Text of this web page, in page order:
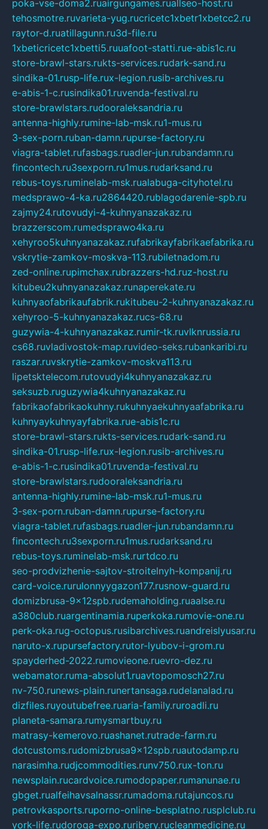
poka-vse-doma2.ruairgungames.ruallseo-host.ru
tehosmotre.ruvarieta-yug.rucricetc1xbetr1xbetcc2.ru
raytor-d.ruatillagunn.ru3d-file.ru
1xbeticricetc1xbetti5.ruuafoot-statti.rue-abis1c.ru
store-brawl-stars.rukts-services.rudark-sand.ru
sindika-01.rusp-life.rux-legion.rusib-archives.ru
e-abis-1-c.rusindika01.ruvenda-festival.ru
store-brawlstars.rudooraleksandria.ru
antenna-highly.rumine-lab-msk.ru1-mus.ru
3-sex-porn.ruban-damn.rupurse-factory.ru
viagra-tablet.rufasbags.ruadler-jun.rubandamn.ru
fincontech.ru3sexporn.ru1mus.rudarksand.ru
rebus-toys.ruminelab-msk.rualabuga-cityhotel.ru
medsprawo-4-ka.ru2864420.rublagodarenie-spb.ru
zajmy24.rutovudyi-4-kuhnyanazakaz.ru
brazzerscom.rumedsprawo4ka.ru
xehyroo5kuhnyanazakaz.rufabrikayfabrikaefabrika.ru
vskrytie-zamkov-moskva-113.rubiletnadom.ru
zed-online.rupimchax.rubrazzers-hd.ruz-host.ru
kitubeu2kuhnyanazakaz.runaperekate.ru
kuhnyaofabrikaufabrik.rukitubeu-2-kuhnyanazakaz.ru
xehyroo-5-kuhnyanazakaz.rucs-68.ru
guzywia-4-kuhnyanazakaz.rumir-tk.ruvlknrussia.ru
cs68.ruvladivostok-map.ruvideo-seks.rubankaribi.ru
raszar.ruvskrytie-zamkov-moskva113.ru
lipetsktelecom.rutovudyi4kuhnyanazakaz.ru
seksuzb.ruguzywia4kuhnyanazakaz.ru
fabrikaofabrikaokuhny.rukuhnyaekuhnyaafabrika.ru
kuhnyaykuhnyayfabrika.rue-abis1c.ru
store-brawl-stars.rukts-services.rudark-sand.ru
sindika-01.rusp-life.rux-legion.rusib-archives.ru
e-abis-1-c.rusindika01.ruvenda-festival.ru
store-brawlstars.rudooraleksandria.ru
antenna-highly.rumine-lab-msk.ru1-mus.ru
3-sex-porn.ruban-damn.rupurse-factory.ru
viagra-tablet.rufasbags.ruadler-jun.rubandamn.ru
fincontech.ru3sexporn.ru1mus.rudarksand.ru
rebus-toys.ruminelab-msk.rurtdco.ru
seo-prodvizhenie-sajtov-stroitelnyh-kompanij.ru
card-voice.rurulonnyygazon177.rusnow-guard.ru
domizbrusa-9x12spb.rudemaholding.ruaalse.ru
a380club.ruargentinamia.ruperkoka.rumovie-one.ru
perk-oka.rug-octopus.rusibarchives.ruandreislyusar.ru
naruto-x.rupursefactory.rutor-lyubov-i-grom.ru
spayderhed-2022.rumovieone.ruevro-dez.ru
webamator.ruma-absolut1.ruavtopomosch27.ru
nv-750.runews-plain.runertansaga.rudelanalad.ru
dizfiles.ruyoutubefree.ruaria-family.ruroadli.ru
planeta-samara.rumysmartbuy.ru
matrasy-kemerovo.ruashanet.rutrade-farm.ru
dotcustoms.rudomizbrusa9x12spb.ruautodamp.ru
narasimha.rudjcommodities.runv750.rux-ton.ru
newsplain.rucardvoice.rumodopaper.rumanunae.ru
gbget.rualfeihavsalnassr.rumadoma.rutajuncos.ru
petrovkasports.ruporno-online-besplatno.rusplclub.ru
york-life.rudoroga-expo.ruribery.rucleanmedicine.ru